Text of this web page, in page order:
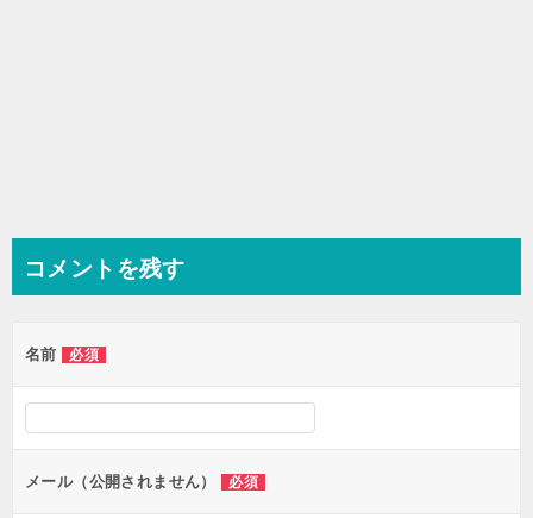
コメントを残す
名前 必須
メール（公開されません） 必須